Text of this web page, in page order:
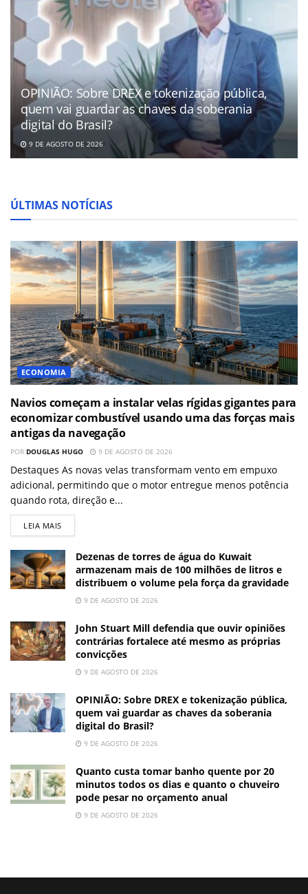
OPINIÃO: Sobre DREX e tokenização pública,
quem vai guardar as chaves da soberania
digital do Brasil?
9 DE AGOSTO DE 2026
ÚLTIMAS NOTÍCIAS
ECONOMIA
Navios começam a instalar velas rígidas gigantes para
economizar combustível usando uma das forças mais
antigas da navegação
POR DOUGLAS HUGO 9 DE AGOSTO DE 2026
Destaques As novas velas transformam vento em empuxo
adicional, permitindo que o motor entregue menos potência
quando rota, direção e...
LEIA MAIS
Dezenas de torres de água do Kuwait
armazenam mais de 100 milhões de litros e
distribuem o volume pela força da gravidade
9 DE AGOSTO DE 2026
John Stuart Mill defendia que ouvir opiniões
contrárias fortalece até mesmo as próprias
convicções
9 DE AGOSTO DE 2026
OPINIÃO: Sobre DREX e tokenização pública,
quem vai guardar as chaves da soberania
digital do Brasil?
9 DE AGOSTO DE 2026
Quanto custa tomar banho quente por 20
minutos todos os dias e quanto o chuveiro
pode pesar no orçamento anual
9 DE AGOSTO DE 2026